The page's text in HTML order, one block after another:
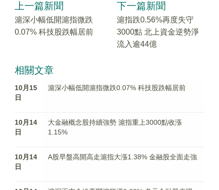
上一篇新聞
滬深小幅低開滬指微跌
0.07% 科技股跌幅居前
下一篇新聞
滬指跌0.56%再度失守
3000點 北上資金逆勢淨
流入逾44億
相關文章
10月15
日
滬深小幅低開滬指微跌0.07% 科技股跌幅居前
10月14
日
大金融概念股持續強勢 滬指重上3000點收漲
1.15%
10月14
日
A股早盤高開高走滬指大漲1.38% 金融股全面走強